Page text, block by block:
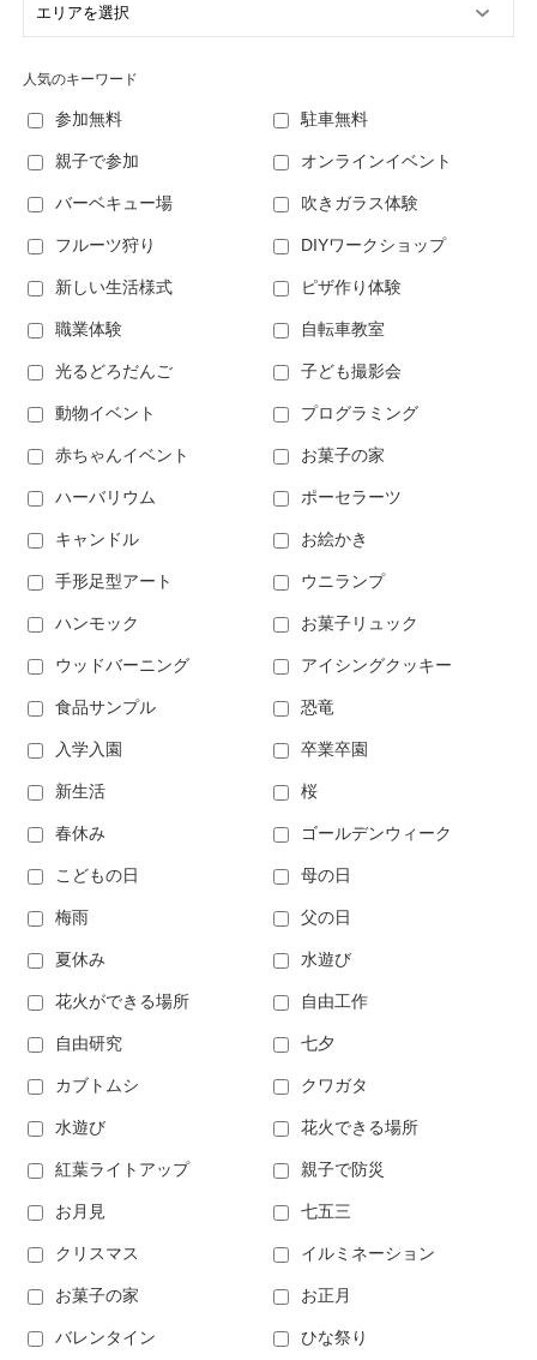
人気のキーワード
参加無料 駐車無料
親子で参加 オンラインイベント
バーベキュー場 吹きガラス体験
フルーツ狩り DIYワークショップ
新しい生活様式 ピザ作り体験
職業体験 自転車教室
光るどろだんご 子ども撮影会
動物イベント プログラミング
赤ちゃんイベント お菓子の家
ハーバリウム ポーセラーツ
キャンドル お絵かき
手形足型アート ウニランプ
ハンモック お菓子リュック
ウッドバーニング アイシングクッキー
食品サンプル 恐竜
入学入園 卒業卒園
新生活 桜
春休み ゴールデンウィーク
こどもの日 母の日
梅雨 父の日
夏休み 水遊び
花火ができる場所 自由工作
自由研究 七夕
カブトムシ クワガタ
水遊び 花火できる場所
紅葉ライトアップ 親子で防災
お月見 七五三
クリスマス イルミネーション
お菓子の家 お正月
バレンタイン ひな祭り